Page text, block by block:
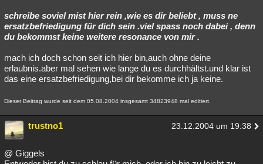
schreibe soviel mist hier rein ,wie es dir beliebt , muss ne
ersatzbefriedigung für dich sein .viel spass noch dabei , denn
du bekommst keine weitere resonance von mir .
mach ich doch schon seit ich hier bin,auch ohne deine
erlaubnis.aber mal sehen wie lange du es durchhältst.und klar ist
das eine ersatzbefriedigung,bei dir bekomme ich ja keine.
Dieser Beitrag wurde seit dem 05.08.2004 insgesamt 34823948 mal editiert.
trustno1 23.12.2004 um 19:38
@ Giggels